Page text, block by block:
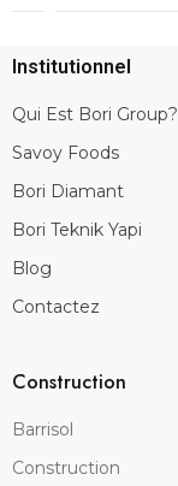
Institutionnel
Qui Est Bori Group?
Savoy Foods
Bori Diamant
Bori Teknik Yapi
Blog
Contactez
Construction
Barrisol
Construction